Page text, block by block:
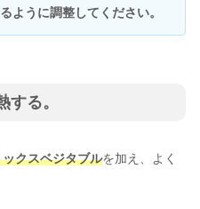
ように調整してください。
する。
クスベジタブルを加え、よく